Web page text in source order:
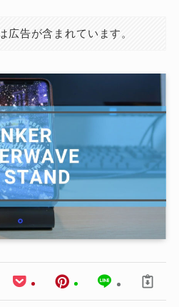
広告が含まれています。